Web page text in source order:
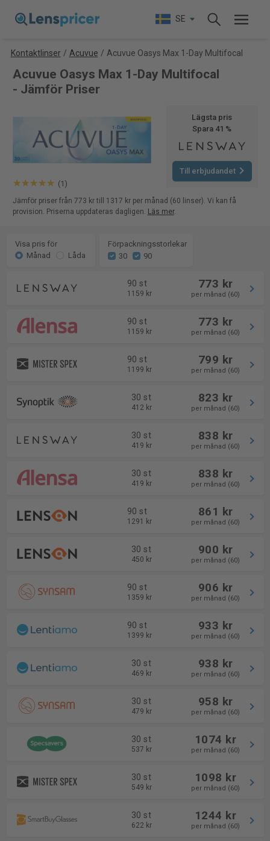
SE
Kontaktlinser / Acuvue / Acuvue Oasys Max 1-Day Multifocal
Acuvue Oasys Max 1-Day Multifocal
- Jämför Priser
(1)
Lägsta pris
Spara 41 %
Till erbjudandet
Jämför priser från 773 kr till 1317 kr per månad (60 linser). Vi kan få
provision. Priserna uppdateras dagligen. Läs mer.
Visa pris för
Månad
Låda
Förpackningsstorlekar
30
90
90 st
1159 kr
773 kr
per månad (60)
90 st
1159 kr
773 kr
per månad (60)
90 st
1199 kr
799 kr
per månad (60)
30 st
412 kr
823 kr
per månad (60)
30 st
419 kr
838 kr
per månad (60)
30 st
419 kr
838 kr
per månad (60)
90 st
1291 kr
861 kr
per månad (60)
30 st
450 kr
900 kr
per månad (60)
90 st
1359 kr
906 kr
per månad (60)
90 st
1399 kr
933 kr
per månad (60)
30 st
469 kr
938 kr
per månad (60)
30 st
479 kr
958 kr
per månad (60)
30 st
537 kr
1074 kr
per månad (60)
30 st
549 kr
1098 kr
per månad (60)
30 st
622 kr
1244 kr
per månad (60)